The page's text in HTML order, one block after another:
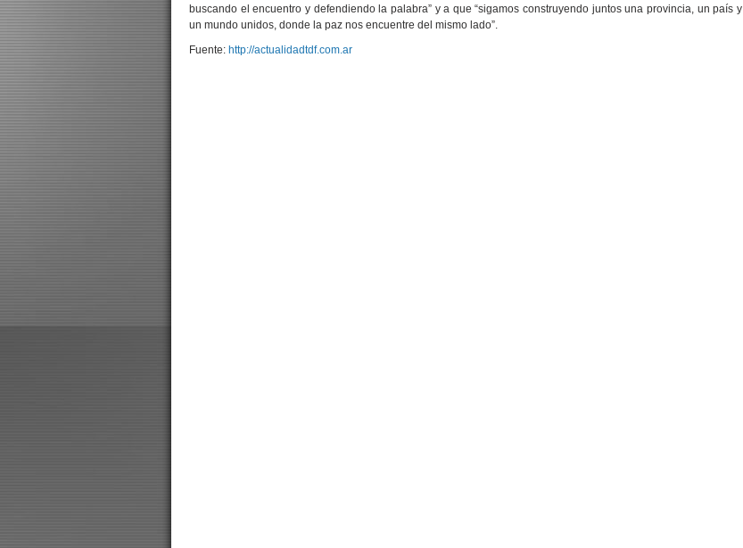
buscando el encuentro y defendiendo la palabra” y a que “sigamos construyendo juntos una provincia, un país y
un mundo unidos, donde la paz nos encuentre del mismo lado”.
Fuente: http://actualidadtdf.com.ar